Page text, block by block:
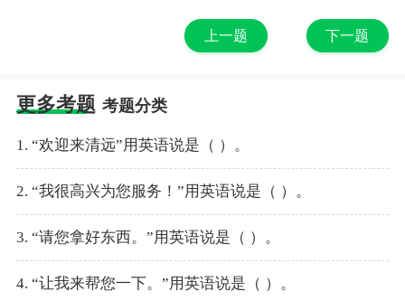
上一题 下一题
更多考题 考题分类
1. “欢迎来清远”用英语说是（ ）。
2. “我很高兴为您服务！”用英语说是（ ）。
3. “请您拿好东西。”用英语说是（ ）。
4. “让我来帮您一下。”用英语说是（ ）。